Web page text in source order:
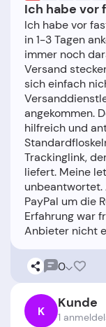
Ich habe vor
Ich habe vor
in 1-3 Tagen
immer noch
Versand
sich einfach
angekommen.
hilfreich und
Trackinglink,
liefert. Meine
unbeantwortet.
PayPal um die
Erfahrung war
0
K Kunde
1